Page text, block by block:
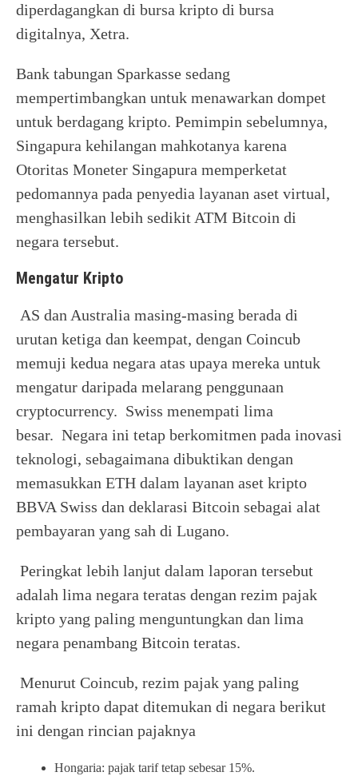
diperdagangkan di bursa kripto di bursa
digitalnya, Xetra.
Bank tabungan Sparkasse sedang
mempertimbangkan untuk menawarkan dompet
untuk berdagang kripto. Pemimpin sebelumnya,
Singapura kehilangan mahkotanya karena
Otoritas Moneter Singapura memperketat
pedomannya pada penyedia layanan aset virtual,
menghasilkan lebih sedikit ATM Bitcoin di
negara tersebut.
Mengatur Kripto
AS dan Australia masing-masing berada di
urutan ketiga dan keempat, dengan Coincub
memuji kedua negara atas upaya mereka untuk
mengatur daripada melarang penggunaan
cryptocurrency. Swiss menempati lima
besar. Negara ini tetap berkomitmen pada inovasi
teknologi, sebagaimana dibuktikan dengan
memasukkan ETH dalam layanan aset kripto
BBVA Swiss dan deklarasi Bitcoin sebagai alat
pembayaran yang sah di Lugano.
Peringkat lebih lanjut dalam laporan tersebut
adalah lima negara teratas dengan rezim pajak
kripto yang paling menguntungkan dan lima
negara penambang Bitcoin teratas.
Menurut Coincub, rezim pajak yang paling
ramah kripto dapat ditemukan di negara berikut
ini dengan rincian pajaknya
Hongaria: pajak tarif tetap sebesar 15%.